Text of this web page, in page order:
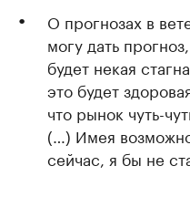
О прогнозах в
могу дать
будет некая
это будет
что рынок чуть-
(…) Имея
сейчас, я бы не